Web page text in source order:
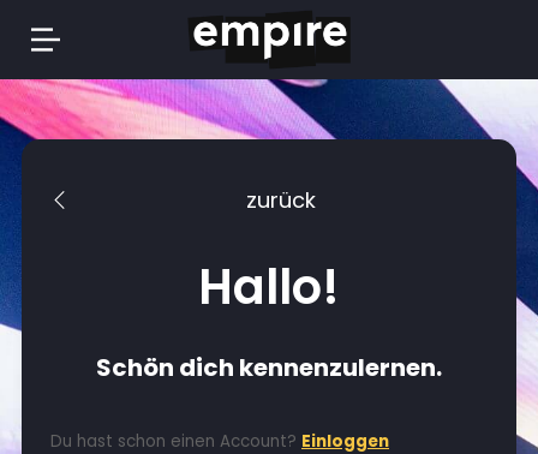
Springe
zum
Inhalt
zurück
Hallo!
Schön dich kennenzulernen.
Du hast schon einen Account? Einloggen